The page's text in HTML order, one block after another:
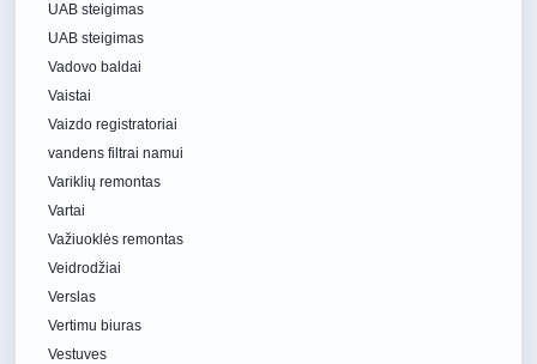
UAB steigimas
UAB steigimas
Vadovo baldai
Vaistai
Vaizdo registratoriai
vandens filtrai namui
Variklių remontas
Vartai
Važiuoklės remontas
Veidrodžiai
Verslas
Vertimu biuras
Vestuves